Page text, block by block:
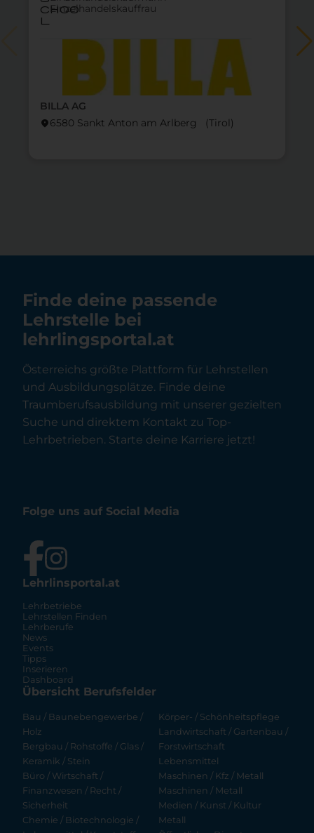
BILLA AG
location_on6580 Sankt Anton am Arlberg (Tirol)
choo
l
Einzelhandelskauffrau
Finde deine passende
Lehrstelle bei
lehrlingsportal.at
Österreichs größte Plattform für Lehrstellen
und Ausbildungsplätze. Finde deine
Traumberufsausbildung mit unserer gezielten
Suche und direktem Kontakt zu Top-
Lehrbetrieben. Starte deine Karriere jetzt!
Folge uns auf Social Media
Lehrlinsportal.at
Lehrbetriebe
Lehrstellen Finden
Lehrberufe
News
Events
Tipps
Inserieren
Dashboard
Übersicht Berufsfelder
Bau / Baunebengewerbe /
Holz
Bergbau / Rohstoffe / Glas /
Keramik / Stein
Büro / Wirtschaft /
Finanzwesen / Recht /
Sicherheit
Chemie / Biotechnologie /
Körper- / Schönheitspflege
Landwirtschaft / Gartenbau /
Forstwirtschaft
Lebensmittel
Maschinen / Kfz / Metall
Maschinen / Metall
Medien / Kunst / Kultur
Metall